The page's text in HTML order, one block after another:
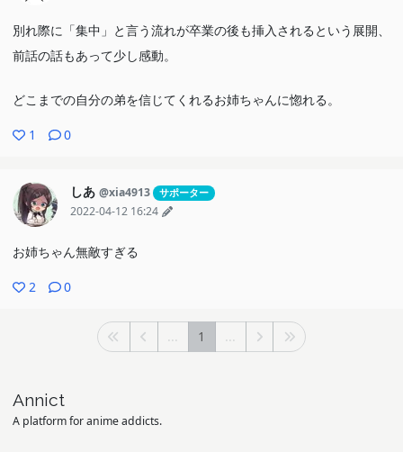
別れ際に「集中」と言う流れが卒業の後も挿入されるという展開、
前話の話もあって少し感動。
どこまでの自分の弟を信じてくれるお姉ちゃんに惚れる。
1 0
しあ @xia4913 サポーター
2022-04-12 16:24
お姉ちゃん無敵すぎる
2 0
... 1 ...
Annict
A platform for anime addicts.